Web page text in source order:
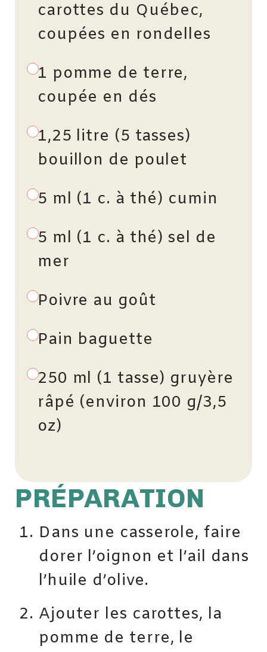
carottes du Québec,
coupées en rondelles
1 pomme de terre,
coupée en dés
1,25 litre (5 tasses)
bouillon de poulet
5 ml (1 c. à thé) cumin
5 ml (1 c. à thé) sel de
mer
Poivre au goût
Pain baguette
250 ml (1 tasse) gruyère
râpé (environ 100 g/3,5
oz)
PRÉPARATION
Dans une casserole, faire
dorer l’oignon et l’ail dans
l’huile d’olive.
Ajouter les carottes, la
pomme de terre, le